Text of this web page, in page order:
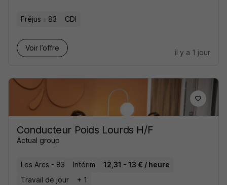
Fréjus - 83 CDI
Voir l’offre
il y a 1 jour
Conducteur Poids Lourds H/F
Actual group
Les Arcs - 83 Intérim
12,31 - 13 € / heure
Travail de jour
+ 1